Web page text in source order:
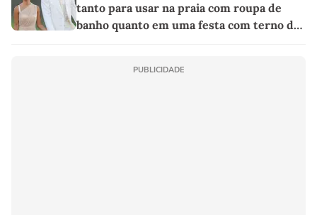
tanto para usar na praia com roupa de
banho quanto em uma festa com terno de
PUBLICIDADE